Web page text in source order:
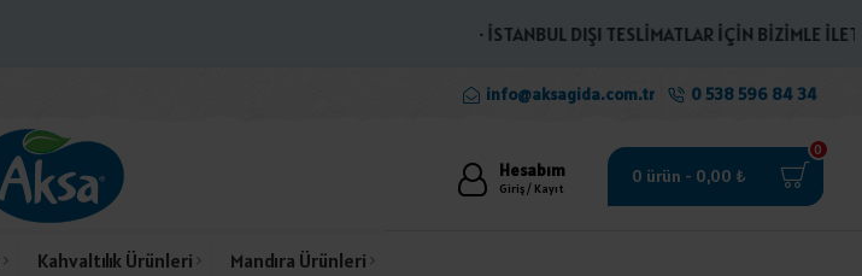
· İSTANBUL DIŞI TESLİMATLAR İÇİN BİZİMLE
info@aksagida.com.tr 0 538 596 84 34
Hesabım
Giriş / Kayıt
0 ürün - 0,00 ₺
0
Kahvaltılık Ürünleri Mandıra Ürünleri